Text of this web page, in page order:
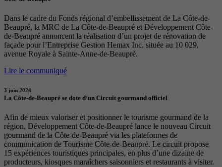
Dans le cadre du Fonds régional d’embellissement de La Côte-de-
Beaupré, la MRC de La Côte-de-Beaupré et Développement Côte-
de-Beaupré annoncent la réalisation d’un projet de rénovation de
façade pour l’Entreprise Gestion Hemax Inc. située au 10 029,
avenue Royale à Sainte-Anne-de-Beaupré.
Lire le communiqué
3 juin 2024
La Côte-de-Beaupré se dote d’un Circuit gourmand officiel
Afin de mieux valoriser et positionner le tourisme gourmand de la
région, Développement Côte-de-Beaupré lance le nouveau Circuit
gourmand de la Côte-de-Beaupré via les plateformes de
communication de Tourisme Côte-de-Beaupré. Le circuit propose
15 expériences touristiques principales, en plus d’une dizaine de
producteurs, kiosques maraîchers saisonniers et restaurants à visiter.